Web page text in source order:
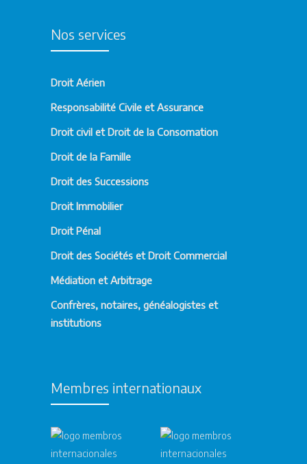
Nos services
Droit Aérien
Responsabilité Civile et Assurance
Droit civil et Droit de la Consomation
Droit de la Famille
Droit des Successions
Droit Immobilier
Droit Pénal
Droit des Sociétés et Droit Commercial
Médiation et Arbitrage
Confrères, notaires, généalogistes et
institutions
Membres internationaux